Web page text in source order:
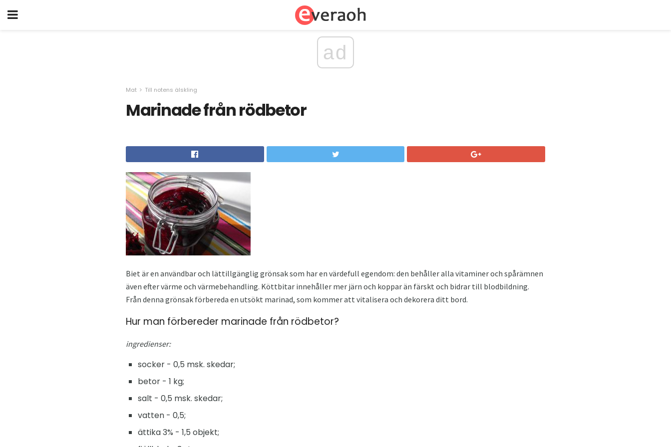
ad
Mat Till notens älskling
Marinade från rödbetor
Biet är en användbar och lättillgänglig grönsak som har en värdefull egendom: den behåller alla vitaminer och spårämnen
även efter värme och värmebehandling. Köttbitar innehåller mer järn och koppar än färskt och bidrar till blodbildning.
Från denna grönsak förbereda en utsökt marinad, som kommer att vitalisera och dekorera ditt bord.
Hur man förbereder marinade från rödbetor?
ingredienser:
socker - 0,5 msk. skedar;
betor - 1 kg;
salt - 0,5 msk. skedar;
vatten - 0,5;
ättika 3% - 1,5 objekt;